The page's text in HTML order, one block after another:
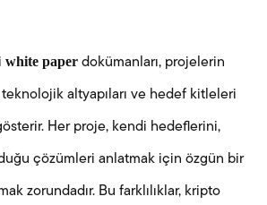
white paper dokümanları, projelerin
teknolojik altyapıları ve hedef kitleleri
Her proje, kendi hedeflerini,
çözümleri anlatmak için özgün bir
zorundadır. Bu farklılıklar, kripto